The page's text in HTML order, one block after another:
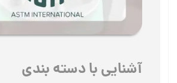
آشنایی با دسته بندی